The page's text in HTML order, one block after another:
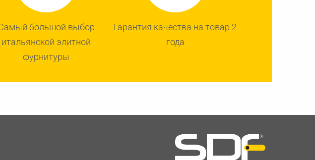
большой выбор
итальянской элитной
фурнитуры
Гарантия качества на товар 2
года